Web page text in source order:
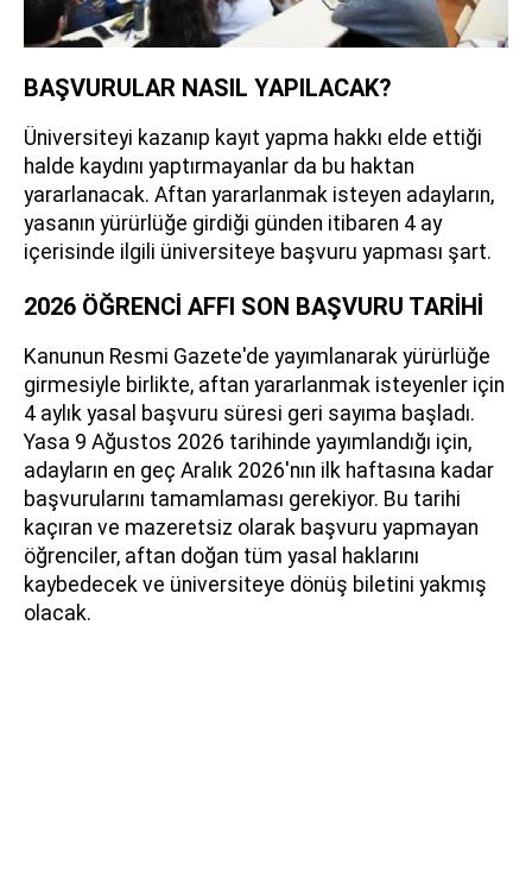
BAŞVURULAR NASIL YAPILACAK?
Üniversiteyi kazanıp kayıt yapma hakkı elde ettiği
halde kaydını yaptırmayanlar da bu haktan
yararlanacak. Aftan yararlanmak isteyen adayların,
yasanın yürürlüğe girdiği günden itibaren 4 ay
içerisinde ilgili üniversiteye başvuru yapması şart.
2026 ÖĞRENCİ AFFI SON BAŞVURU TARİHİ
Kanunun Resmi Gazete'de yayımlanarak yürürlüğe
girmesiyle birlikte, aftan yararlanmak isteyenler için
4 aylık yasal başvuru süresi geri sayıma başladı.
Yasa 9 Ağustos 2026 tarihinde yayımlandığı için,
adayların en geç Aralık 2026'nın ilk haftasına kadar
başvurularını tamamlaması gerekiyor. Bu tarihi
kaçıran ve mazeretsiz olarak başvuru yapmayan
öğrenciler, aftan doğan tüm yasal haklarını
kaybedecek ve üniversiteye dönüş biletini yakmış
olacak.